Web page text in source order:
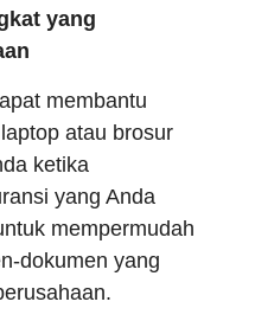
yang
membantu
atau brosur
ketika
yang Anda
mempermudah
dokumen yang